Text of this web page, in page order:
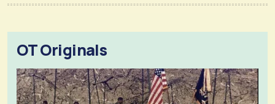
OT Originals